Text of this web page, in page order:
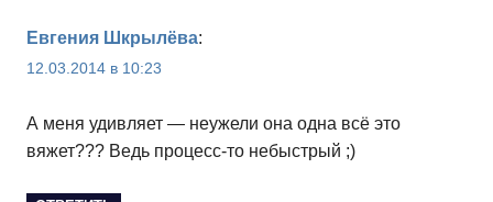
Евгения Шкрылёва:
12.03.2014 в 10:23
А меня удивляет — неужели она одна всё это
вяжет??? Ведь процесс-то небыстрый ;)